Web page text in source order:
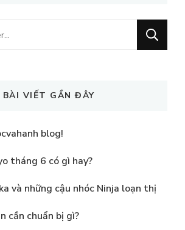
BÀI VIẾT GẦN ĐÂY
blog!
tháng 6 có gì hay?
và những cậu nhóc Ninja loạn thị
cần chuẩn bị gì?